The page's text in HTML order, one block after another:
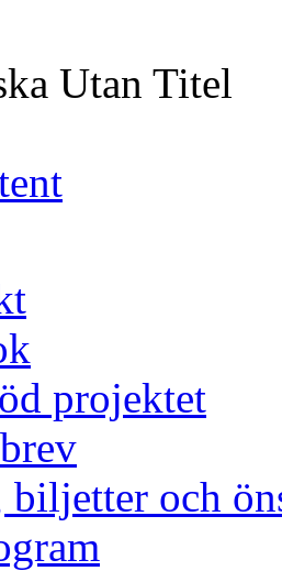
Utan Titel
projektet
biljetter och